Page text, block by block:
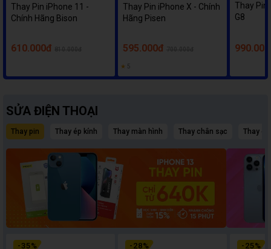
Thay Pin iPhone 11 -
Chính Hãng Bison
610.000đ
Thay Pin iPhone X - Chính
Hãng Pisen
595.000đ
★ 5
Thay Pin
G8
SỬA ĐIỆN THOẠI
Thay pin Thay ép kính Thay màn hình Thay chân sạc Thay
- 35% - 28% - 25%